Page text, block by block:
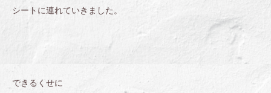
シートに連れていきました。
できるくせに